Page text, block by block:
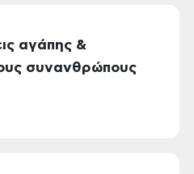
αγάπης &
συνανθρώπους